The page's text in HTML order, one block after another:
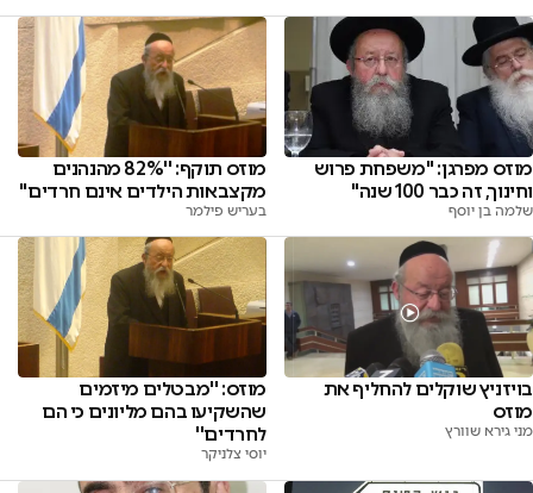
מוזס מפרגן: ''משפחת פרוש
וחינוך, זה כבר 100 שנה''
שלמה בן יוסף
מוזס תוקף: ''82% מהנהנים
מקצבאות הילדים אינם חרדים''
בעריש פילמר
בויזניץ שוקלים להחליף את
מוזס
מני גירא שוורץ
מוזס: ''מבטלים מיזמים
שהשקיעו בהם מליונים כי הם
לחרדים''
יוסי צלניקר